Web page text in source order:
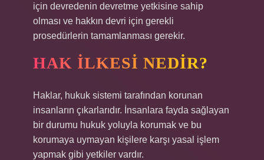
için devredenin devretme yetkisine sahip
olması ve hakkın devri için gerekli
prosedürlerin tamamlanması gerekir.
HAK ILKESI NEDIR?
Haklar, hukuk sistemi tarafından korunan
insanların çıkarlarıdır. İnsanlara fayda sağlayan
bir durumu hukuk yoluyla korumak ve bu
korumaya uymayan kişilere karşı yasal işlem
yapmak gibi yetkiler vardır.